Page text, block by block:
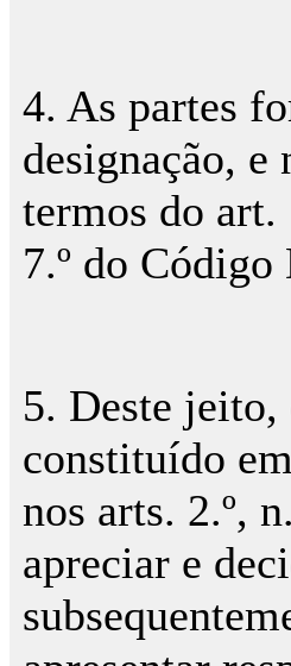
4. As partes
designação, e
termos do art.
7.º do
5. Deste
constituído
nos arts. 2.º,
apreciar e